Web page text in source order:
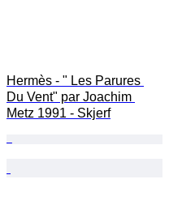
Hermès - " Les Parures
Du Vent" par Joachim
Metz 1991 - Skjerf